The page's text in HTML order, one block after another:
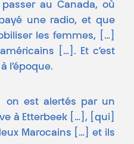
au Canada, où
une radio, et que
les femmes, […]
[…]. Et c’est
l’époque.
on est alertés par un
à Etterbeek […], [qui]
Marocains […] et ils